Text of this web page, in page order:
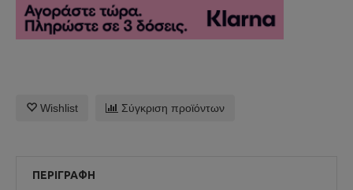
Wishlist Σύγκριση προϊόντων
ΠΕΡΙΓΡΑΦΉ